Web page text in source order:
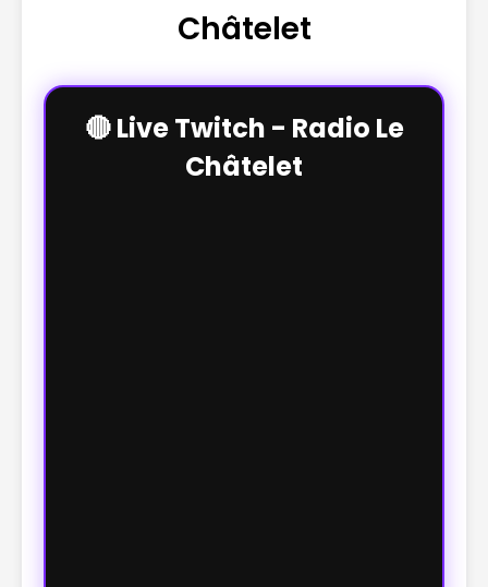
Châtelet
🔴 Live Twitch - Radio Le
Châtelet